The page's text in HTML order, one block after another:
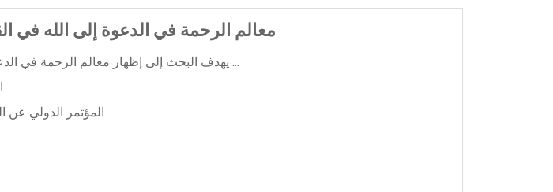
معالم الرحمة في الدعوة إلى الله في
يهدف البحث إلى إظهار معالم الرحمة في الدعوة إلى الله في القرآن عمومًا، مع أخذ سورة الأعراف ...
المؤتمر الدولي عن